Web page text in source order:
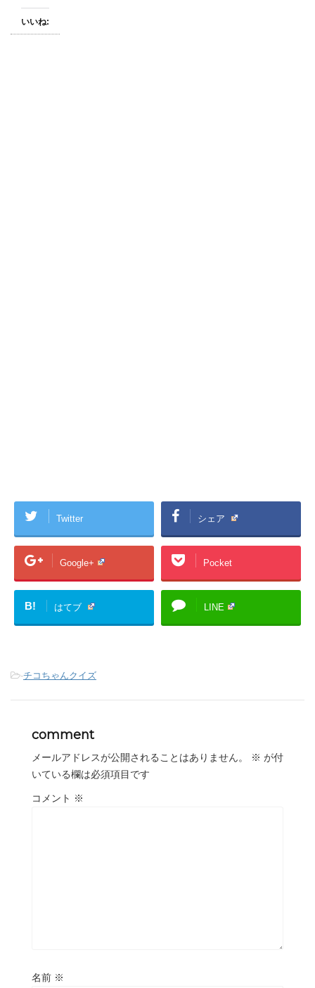
いいね:
Twitter シェア
Google+ Pocket
B! はてブ LINE
-チコちゃんクイズ
comment
メールアドレスが公開されることはありません。 ※ が付
いている欄は必須項目です
コメント ※
名前 ※